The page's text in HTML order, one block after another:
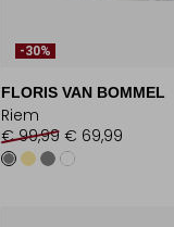
-30%
FLORIS VAN BOMMEL
Riem
€ 99,99 € 69,99